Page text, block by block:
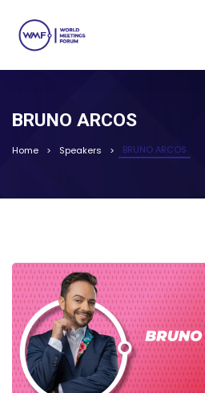
BRUNO ARCOS
Home Speakers BRUNO ARCOS